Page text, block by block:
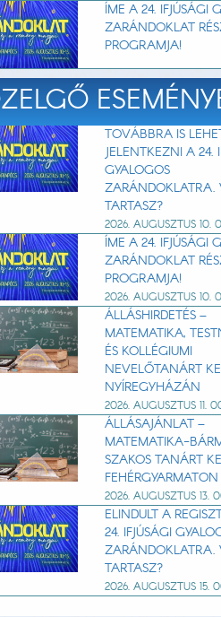
ÍME A 24. IFJÚSÁGI
ZARÁNDOKLAT
PROGRAMJA!
TOVÁBBRA IS
JELENTKEZNI A 24.
GYALOGOS
ZARÁNDOKLATRA.
TARTASZ?
2026. AUGUSZTUS 10.
ÍME A 24. IFJÚSÁGI
ZARÁNDOKLAT
PROGRAMJA!
2026. AUGUSZTUS 10.
ÁLLÁSHIRDETÉS –
MATEMATIKA,
ÉS KOLLÉGIUMI
NEVELŐTANÁRT
NYÍREGYHÁZÁN
2026. AUGUSZTUS 11.
ÁLLÁSAJÁNLAT –
MATEMATIKA-
SZAKOS TANÁRT
FEHÉRGYARMATON
2026. AUGUSZTUS 13.
ELINDULT A
24. IFJÚSÁGI
ZARÁNDOKLATRA.
TARTASZ?
2026. AUGUSZTUS 15.